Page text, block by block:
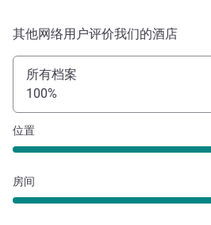
其他网络用户评价我们的酒店
所有档案
100%
位置
房间